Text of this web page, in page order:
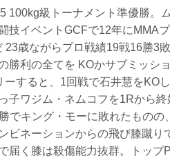
100kg級トーナメント準優勝。
技イベントGCFで12年にMMA
歳ながらプロ戦績19戦16勝3
勝利の全てを KOかサブミッシ
すると、1回戦で石井慧をKO
子ワジム・ネムコフを1Rから終
でキング・モーに敗れたものの
ビネーションからの飛び膝蹴り
届く膝は殺傷能力抜群。トップ